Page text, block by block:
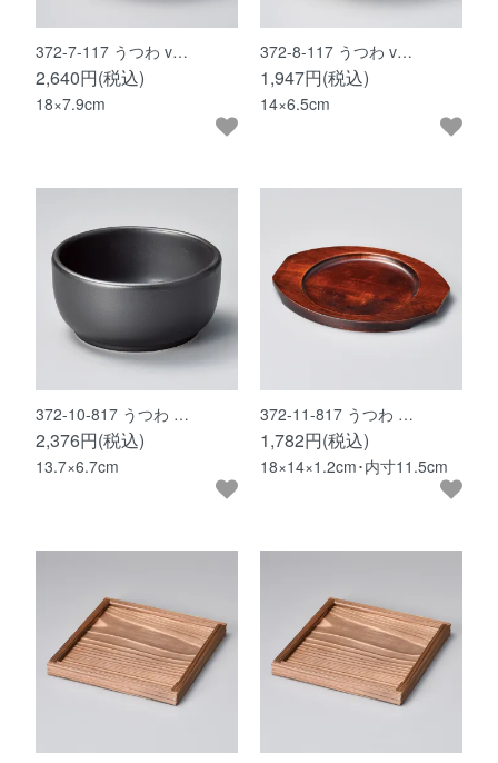
372-7-117 うつわ v…
2,640円(税込)
18×7.9cm
372-8-117 うつわ v…
1,947円(税込)
14×6.5cm
372-10-817 うつわ …
2,376円(税込)
13.7×6.7cm
372-11-817 うつわ …
1,782円(税込)
18×14×1.2cm･内寸11.5cm